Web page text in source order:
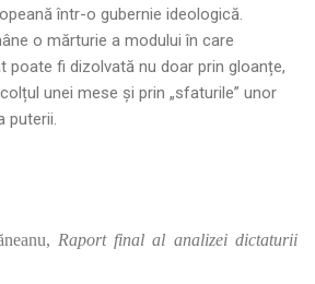
într-o gubernie ideologică.
o mărturie a modului în care
poate fi dizolvată nu doar prin gloanțe,
unei mese și prin „sfaturile” unor
puterii.
Raport final al analizei dictaturii